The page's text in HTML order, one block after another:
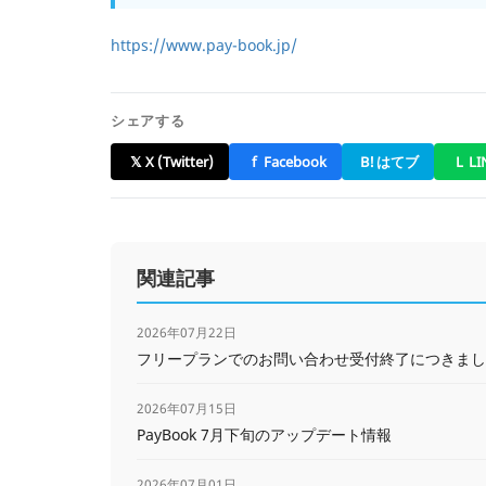
https://www.pay-book.jp/
シェアする
𝕏 X (Twitter) f Facebook B! はてブ L
関連記事
2026年07月22日
フリープランでのお問い合わせ受付終了につきま
2026年07月15日
PayBook 7月下旬のアップデート情報